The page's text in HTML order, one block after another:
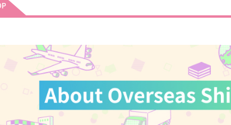
学ぼう！基礎授業
はちみつみかん
サンプル
629円
夏油傑×五条悟
サンプル